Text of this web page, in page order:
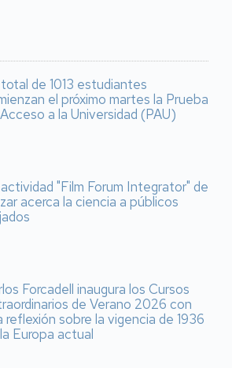
de 1013 estudiantes
el próximo martes la Prueba
a la Universidad (PAU)
"Film Forum Integrator" de
acerca la ciencia a públicos
Forcadell inaugura los Cursos
de Verano 2026 con
reflexión sobre la vigencia de 1936
Europa actual